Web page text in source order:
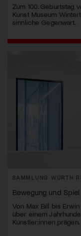
Zum 100. Geburtstag
Kunst Museum
sinnliche Gegenwart.
SAMMLUNG WÜRTH
Bewegung und
Von Max Bill bis
über einem
Künstler:innen prägen.